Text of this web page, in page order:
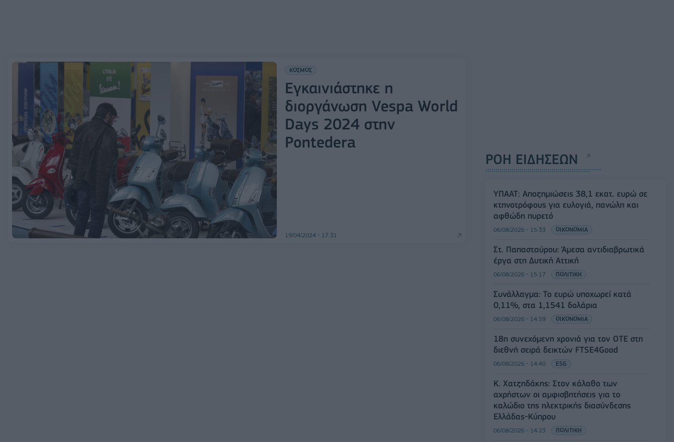
ΚΟΣΜΟΣ
Εγκαινιάστηκε η
διοργάνωση Vespa World
Days 2024 στην
Pontedera
19/04/2024 - 17:31
ΡΟΗ ΕΙΔΗΣΕΩΝ
ΥΠΑΑΤ: Αποζημιώσεις 38,1 εκατ. ευρώ σε
κτηνοτρόφους για ευλογιά, πανώλη και
αφθώδη πυρετό
06/08/2026 - 15:33 ΟΙΚΟΝΟΜΙΑ
Στ. Παπασταύρου: Άμεσα αντιδιαβρωτικά
έργα στη Δυτική Αττική
06/08/2026 - 15:17 ΠΟΛΙΤΙΚΗ
Συνάλλαγμα: Το ευρώ υποχωρεί κατά
0,11%, στα 1,1541 δολάρια
06/08/2026 - 14:59 ΟΙΚΟΝΟΜΙΑ
18η συνεχόμενη χρονιά για τον ΟΤΕ στη
διεθνή σειρά δεικτών FTSE4Good
06/08/2026 - 14:40 ESG
Κ. Χατζηδάκης: Στον κάλαθο των
αχρήστων οι αμφισβητήσεις για το
καλώδιο της ηλεκτρικής διασύνδεσης
Ελλάδας-Κύπρου
06/08/2026 - 14:23 ΠΟΛΙΤΙΚΗ